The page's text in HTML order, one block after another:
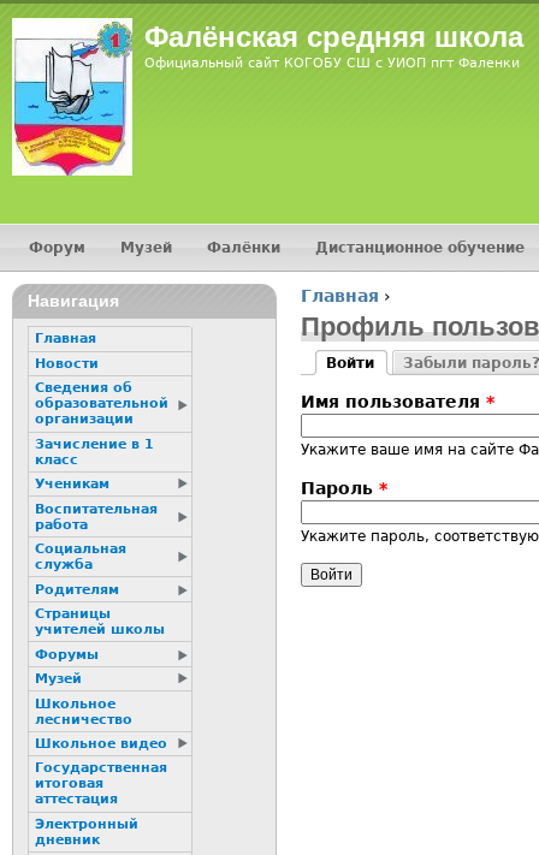
Фалёнская средняя школа
Официальный сайт КОГОБУ СШ с УИОП пгт Фаленки
Вы здесь
Главная ›
Профиль
Главные
Войти
Забыли пароль?
Имя пользователя *
Укажите ваше имя на сайте
Пароль *
Укажите пароль,
Главное меню
Форум Музей Фалёнки Дистанционное обучение
Навигация
Главная
Новости
Сведения об
образовательной
организации
Зачисление в 1
класс
Ученикам
Воспитательная
работа
Социальная
служба
Родителям
Страницы
учителей школы
Форумы
Музей
Школьное
лесничество
Школьное видео
Государственная
итоговая
аттестация
Электронный
дневник